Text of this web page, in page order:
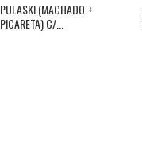
PULASKI (MACHADO +
PICARETA) C/...